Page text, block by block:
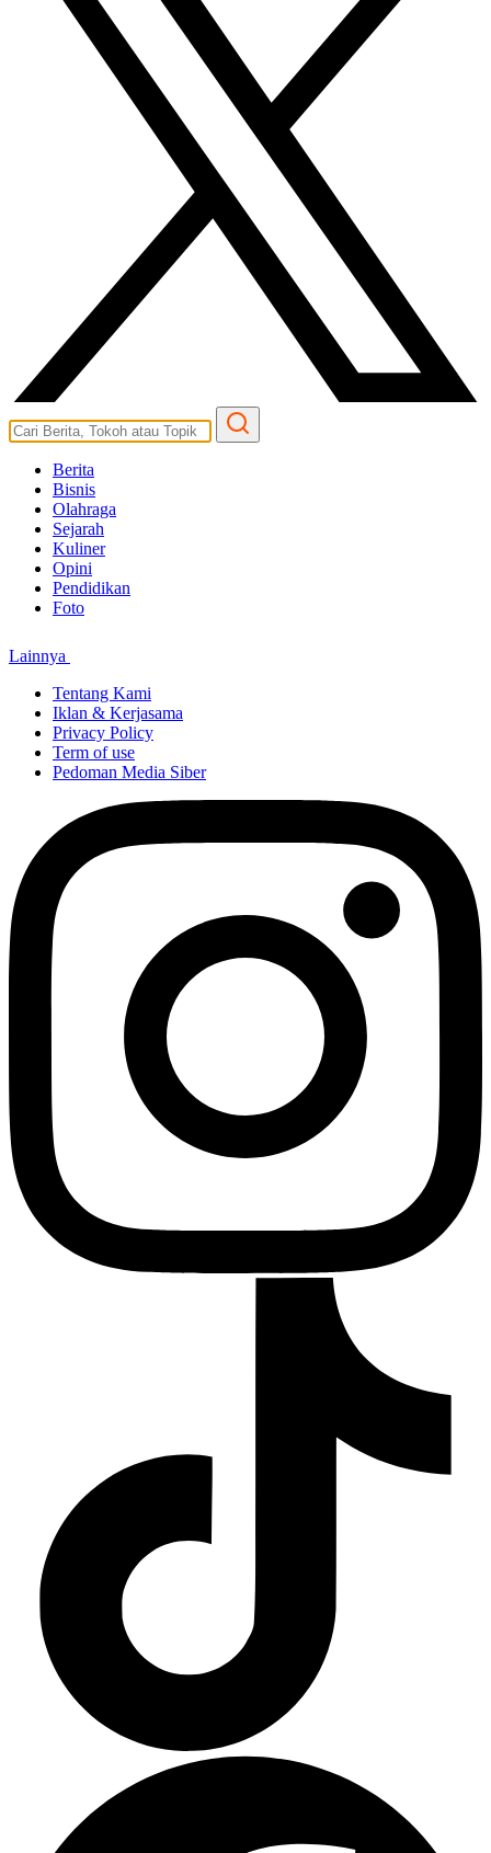
Berita
Bisnis
Olahraga
Sejarah
Kuliner
Opini
Pendidikan
Foto
Lainnya
Tentang Kami
Iklan & Kerjasama
Privacy Policy
Term of use
Pedoman Media Siber